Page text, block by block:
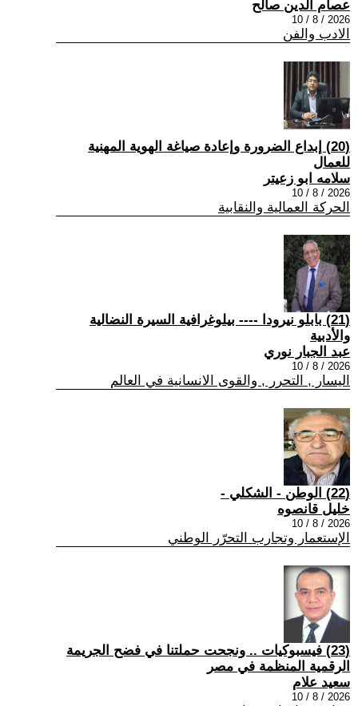
عصام الدين صالح
2026 / 8 / 10
الادب والفن
(20) إبداع الضرورة وإعادة صياغة الهوية المهنية
للعمال
سلامه ابو زعيتر
2026 / 8 / 10
الحركة العمالية والنقابية
(21) بابلو نيرودا ---- بيلوغرافية السيرة النضالية
والأدبية
عبد الجبار نوري
2026 / 8 / 10
اليسار , التحرر , والقوى الانسانية في العالم
(22) الوطن - الشكلي -
خليل قانصوه
2026 / 8 / 10
الإستعمار وتجارب التحرّر الوطني
(23) فيسبوكيات .. ونجحت حملتنا في فضح الجريمة
الرقمية المنظمة في مصر
سعيد علام
2026 / 8 / 10